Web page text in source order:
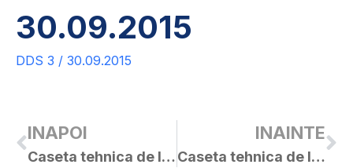
30.09.2015
DDS 3 / 30.09.2015
INAPOI
Caseta tehnica de la jocul CS Frontiera 2004 Curtici CS Victoria Felnac 4 – 2
INAINTE
Caseta tehnica de la jocul CS.Șoimii Lipova CS.Frontiera 2004 Curtici 0-2